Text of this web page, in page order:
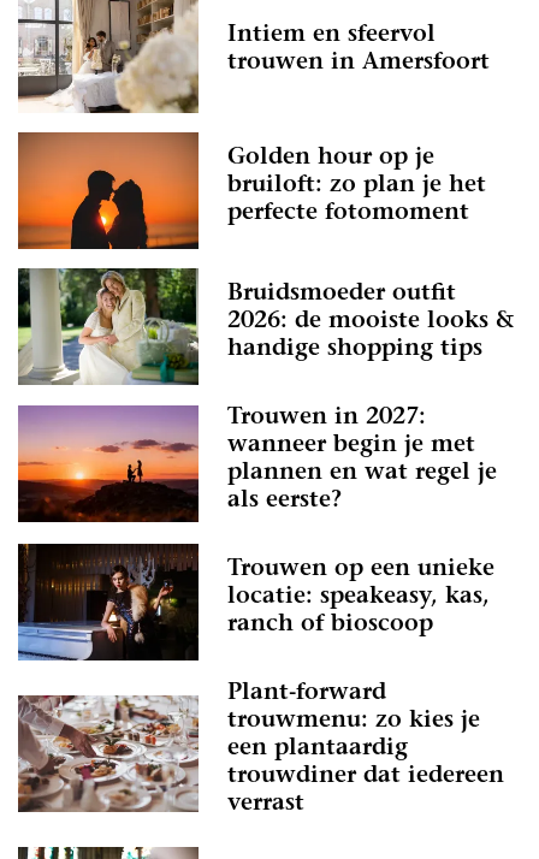
Intiem en sfeervol
trouwen in Amersfoort
Golden hour op je
bruiloft: zo plan je het
perfecte fotomoment
Bruidsmoeder outfit
2026: de mooiste looks &
handige shopping tips
Trouwen in 2027:
wanneer begin je met
plannen en wat regel je
als eerste?
Trouwen op een unieke
locatie: speakeasy, kas,
ranch of bioscoop
Plant-forward
trouwmenu: zo kies je
een plantaardig
trouwdiner dat iedereen
verrast